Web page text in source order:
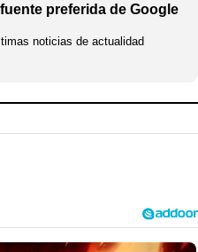
preferida de Google
noticias de actualidad